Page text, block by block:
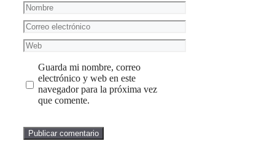
Nombre
Correo
electrónico
Web
Guarda mi nombre, correo
electrónico y web en este
navegador para la próxima vez
que comente.